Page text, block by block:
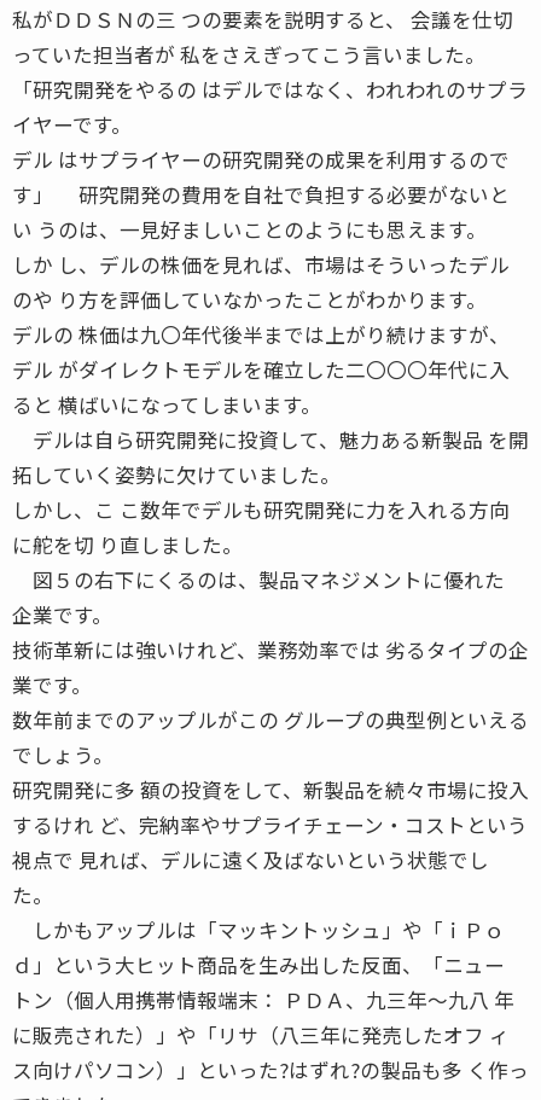
私がＤＤＳＮの三 つの要素を説明すると、 会議を仕切
っていた担当者が 私をさえぎってこう言いました。
「研究開発をやるの はデルではなく、われわれのサプラ
イヤーです。
デル はサプライヤーの研究開発の成果を利用するので
す」 研究開発の費用を自社で負担する必要がないと
い うのは、一見好ましいことのようにも思えます。
しか し、デルの株価を見れば、市場はそういったデル
のや り方を評価していなかったことがわかります。
デルの 株価は九〇年代後半までは上がり続けますが、
デル がダイレクトモデルを確立した二〇〇〇年代に入
ると 横ばいになってしまいます。
デルは自ら研究開発に投資して、魅力ある新製品 を開
拓していく姿勢に欠けていました。
しかし、こ こ数年でデルも研究開発に力を入れる方向
に舵を切 り直しました。
図５の右下にくるのは、製品マネジメントに優れた
企業です。
技術革新には強いけれど、業務効率では 劣るタイプの企
業です。
数年前までのアップルがこの グループの典型例といえる
でしょう。
研究開発に多 額の投資をして、新製品を続々市場に投入
するけれ ど、完納率やサプライチェーン・コストという
視点で 見れば、デルに遠く及ばないという状態でし
た。
しかもアップルは「マッキントッシュ」や「ｉＰｏ
ｄ」という大ヒット商品を生み出した反面、「ニュー
トン（個人用携帯情報端末： ＰＤＡ、九三年〜九八 年
に販売された）」や「リサ（八三年に発売したオフ ィ
ス向けパソコン）」といった?はずれ?の製品も多 く作っ